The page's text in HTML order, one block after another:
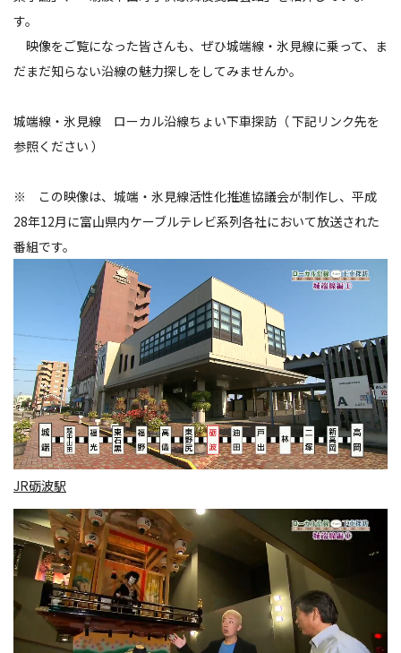
す。
映像をご覧になった皆さんも、ぜひ城端線・氷見線に乗って、ま
だまだ知らない沿線の魅力探しをしてみませんか。
城端線・氷見線 ローカル沿線ちょい下車探訪（ 下記リンク先を
参照ください ）
※ この映像は、城端・氷見線活性化推進協議会が制作し、平成
28年12月に富山県内ケーブルテレビ系列各社において放送された
番組です。
JR砺波駅